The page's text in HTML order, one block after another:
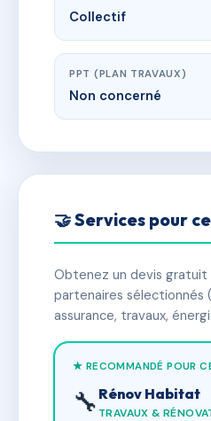
Collectif
PPT (PLAN TRAVAUX)
Non concerné
🤝 Services pour
Obtenez un devis gratuit
partenaires sélectionnés
assurance, travaux,
★ RECOMMANDÉ POUR
🔧 Rénov Habitat
TRAVAUX &